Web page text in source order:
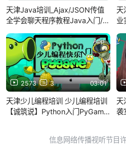
天津Java培训_Ajax/JSON传值
全学会聊天程序教程Java入门/进
天
业
2573 3 03:01
App
天津少儿编程培训 少儿编程培训
【诚筑说】Python入门PyGame
天
袭
信息网络传播视听节目